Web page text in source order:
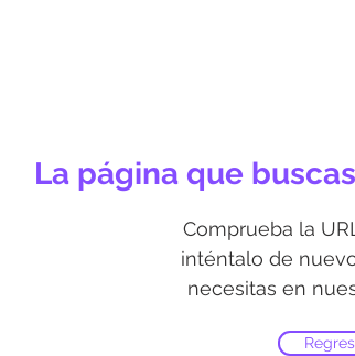
La página que
Comprueba la
inténtalo de
necesitas en